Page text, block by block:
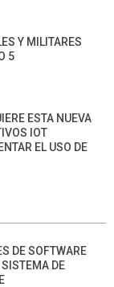
Y MILITARES
5
ESTA NUEVA
IOT
EL USO DE
DE SOFTWARE
DE